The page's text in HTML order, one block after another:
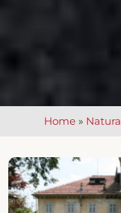
Home» Natura